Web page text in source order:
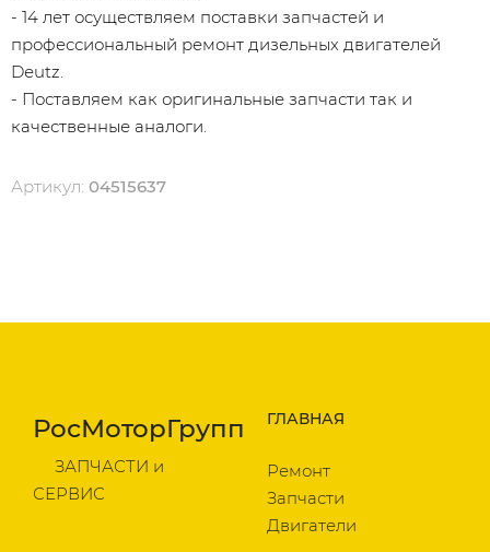
- 14 лет осуществляем поставки запчастей и
профессиональный ремонт дизельных двигателей
Dеutz.
- Поставляем как оригинальные запчасти так и
качественные аналоги.
Артикул: 04515637
РосМоторГрупп
ЗАПЧАСТИ и
СЕРВИС
ГЛАВНАЯ
Ремонт
Запчасти
Двигатели